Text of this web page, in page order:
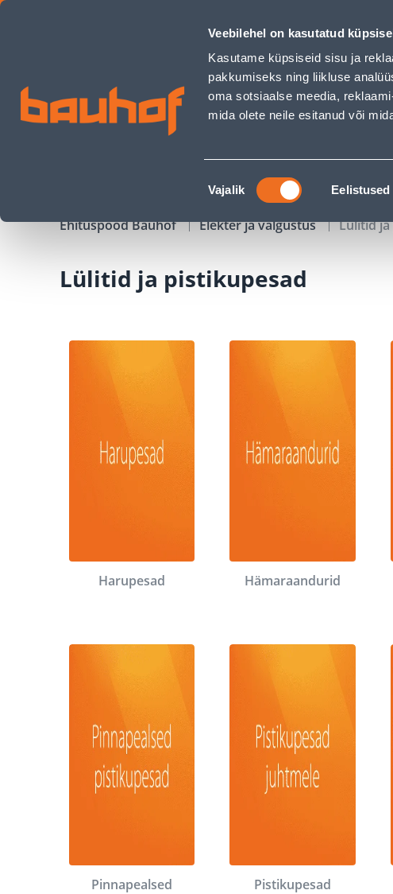
Veebilehel on kasutatud
Kasutame küpsiseid sisu ja
pakkumiseks ning liikluse
oma sotsiaalse meedia,
mida olete neile esitanud või
Nõusoleku
valik
Vajalik Eelistused
Lülitid ja pistikupesad - Bauhof has loaded
Äriklienditeenindus Klienditeenindus
KAMPAANIAD
Ehituspood Bauhof Elekter ja valgustus Lülitid
Lülitid ja pistikupesad
Harupesad Hämaraandurid
Pinnapealsed
Pistikupesad